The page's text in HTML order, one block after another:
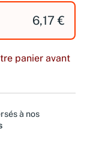
6,17 €
panier avant
à nos